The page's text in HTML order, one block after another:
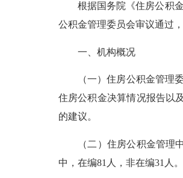
根据国务院《住房公积金
公积金管理委员会审议通过
一、机构概况
（一）住房公积金管理委
住房公积金决算情况报告以
的建议。
（二）住房公积金管理中
中，在编81人，非在编